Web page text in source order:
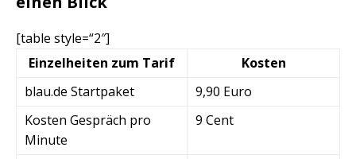
[table style=“2″]
Einzelheiten zum Tarif
Kosten
blau.de Startpaket
9,90 Euro
Kosten Gespräch pro
Minute
9 Cent